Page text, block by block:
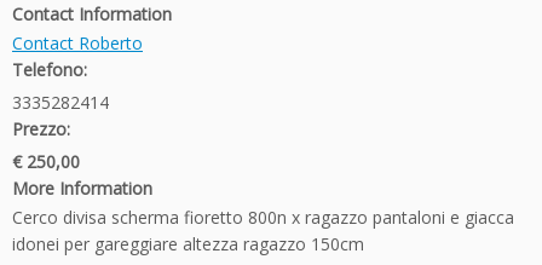
Contact Information
Contact Roberto
Telefono:
3335282414
Prezzo:
€ 250,00
More Information
Cerco divisa scherma fioretto 800n x ragazzo pantaloni e giacca
idonei per gareggiare altezza ragazzo 150cm